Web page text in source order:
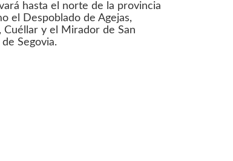
hasta el norte de la provincia
el Despoblado de Agejas,
Cuéllar y el Mirador de San
Segovia.